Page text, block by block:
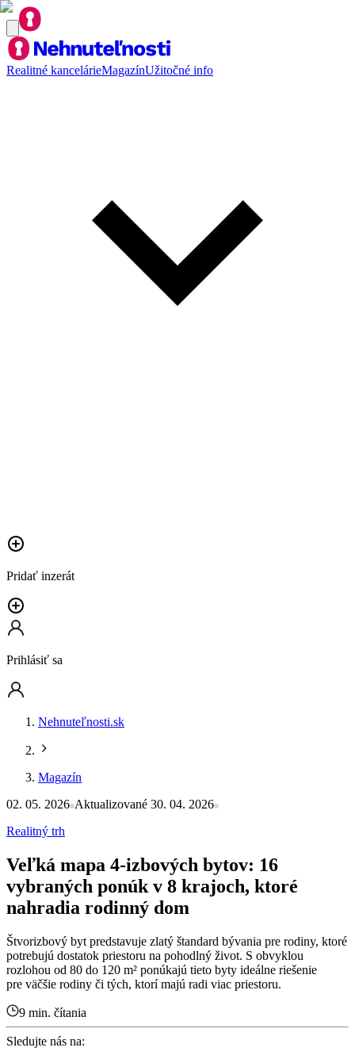
Realitné kancelárieMagazínUžitočné info
Pridať inzerát
Prihlásiť sa
Nehnuteľnosti.sk
Magazín
02. 05. 2026 Aktualizované 30. 04. 2026
Realitný trh
Veľká mapa 4-izbových bytov: 16
vybraných ponúk v 8 krajoch, ktoré
nahradia rodinný dom
Štvorizbový byt predstavuje zlatý štandard bývania pre rodiny, ktoré
potrebujú dostatok priestoru na pohodlný život. S obvyklou
rozlohou od 80 do 120 m² ponúkajú tieto byty ideálne riešenie
pre väčšie rodiny či tých, ktorí majú radi viac priestoru.
9 min. čítania
Sledujte nás na: